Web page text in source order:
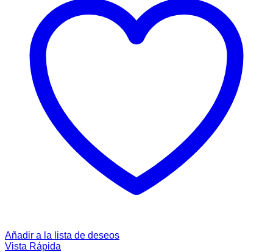
Añadir a la lista de deseos
Vista Rápida